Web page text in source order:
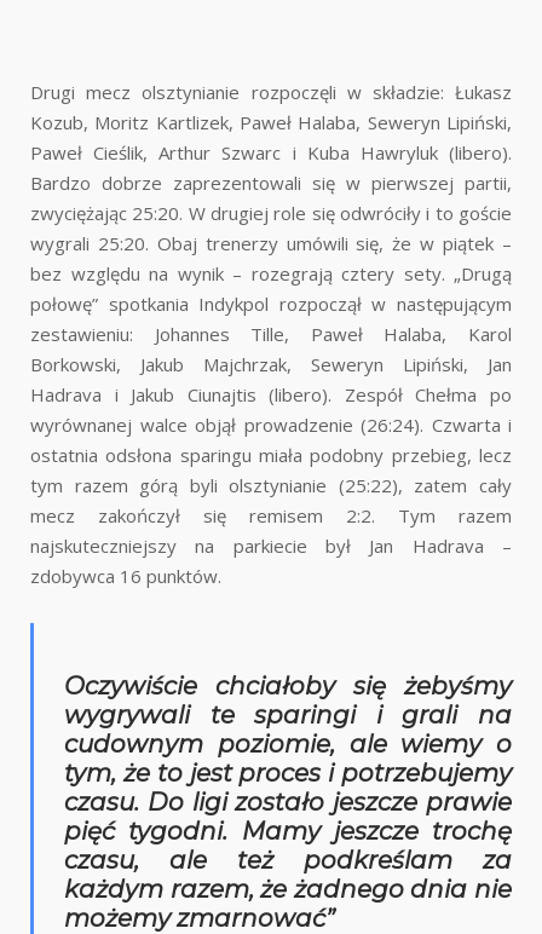
Drugi mecz olsztynianie rozpoczęli w składzie: Łukasz
Kozub, Moritz Kartlizek, Paweł Halaba, Seweryn Lipiński,
Paweł Cieślik, Arthur Szwarc i Kuba Hawryluk (libero).
Bardzo dobrze zaprezentowali się w pierwszej partii,
zwyciężając 25:20. W drugiej role się odwróciły i to goście
wygrali 25:20. Obaj trenerzy umówili się, że w piątek –
bez względu na wynik – rozegrają cztery sety. „Drugą
połowę” spotkania Indykpol rozpoczął w następującym
zestawieniu: Johannes Tille, Paweł Halaba, Karol
Borkowski, Jakub Majchrzak, Seweryn Lipiński, Jan
Hadrava i Jakub Ciunajtis (libero). Zespół Chełma po
wyrównanej walce objął prowadzenie (26:24). Czwarta i
ostatnia odsłona sparingu miała podobny przebieg, lecz
tym razem górą byli olsztynianie (25:22), zatem cały
mecz zakończył się remisem 2:2. Tym razem
najskuteczniejszy na parkiecie był Jan Hadrava –
zdobywca 16 punktów.
Oczywiście chciałoby się żebyśmy
wygrywali te sparingi i grali na
cudownym poziomie, ale wiemy o
tym, że to jest proces i potrzebujemy
czasu. Do ligi zostało jeszcze prawie
pięć tygodni. Mamy jeszcze trochę
czasu, ale też podkreślam za
każdym razem, że żadnego dnia nie
możemy zmarnować”